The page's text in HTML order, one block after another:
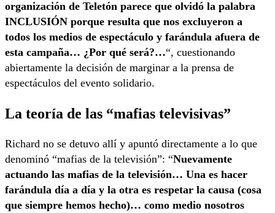
organización de Teletón parece que olvidó la palabra
INCLUSIÓN porque resulta que nos excluyeron a
todos los medios de espectáculo y farándula afuera de
esta campaña… ¿Por qué será?…“, cuestionando
abiertamente la decisión de marginar a la prensa de
espectáculos del evento solidario.
La teoría de las “mafias televisivas”
Richard no se detuvo allí y apuntó directamente a lo que
denominó “mafias de la televisión”: “Nuevamente
actuando las mafias de la televisión… Una es hacer
farándula día a día y la otra es respetar la causa (cosa
que siempre hemos hecho)… como medio nosotros